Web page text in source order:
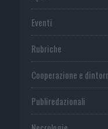
Eventi
Rubriche
Cooperazione e
Publiredazionali